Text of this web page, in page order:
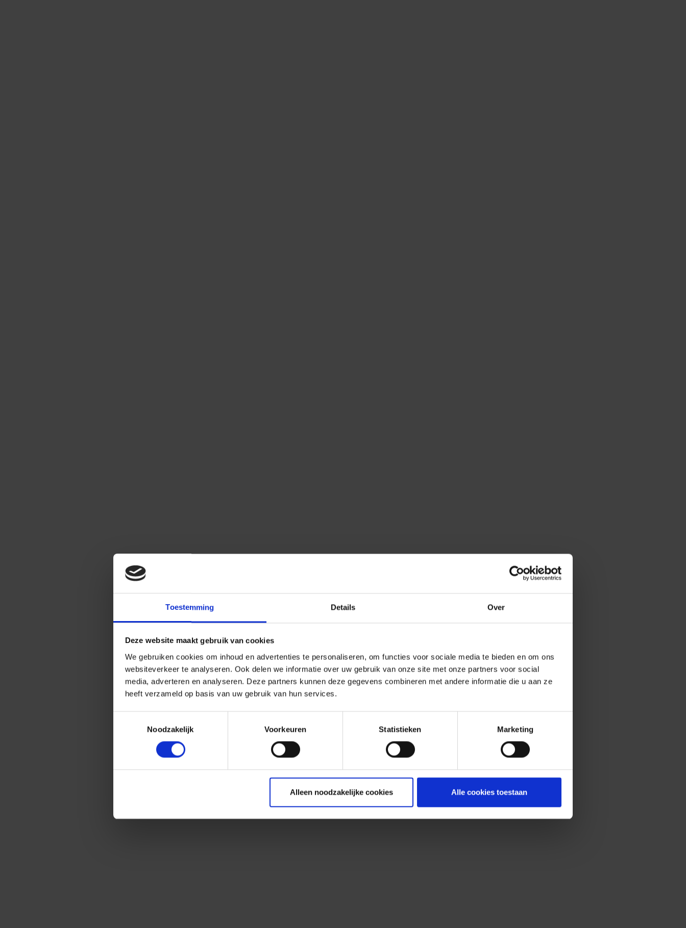
Toestemming Details Over
Deze website maakt gebruik van cookies
We gebruiken cookies om inhoud en advertenties te personaliseren, om functies voor sociale media te bieden en om ons
websiteverkeer te analyseren. Ook delen we informatie over uw gebruik van onze site met onze partners voor social
media, adverteren en analyseren. Deze partners kunnen deze gegevens combineren met andere informatie die u aan ze
heeft verzameld op basis van uw gebruik van hun services.
Noodzakelijk
Voorkeuren Statistieken Marketing
Alleen noodzakelijke cookies Alle cookies toestaan